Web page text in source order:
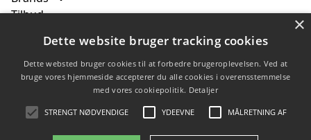
Tilbud
Gardners EUR(1)
Schleich(1)
×
Dette website bruger tracking cookies
Dette websted bruger cookies til at forbedre brugeroplevelsen. Ved at
bruge vores hjemmeside accepterer du alle cookies i overensstemmelse
med vores cookiepolitik. Detaljer
STRENGT NØDVENDIGE YDEEVNE MÅLRETNING AF